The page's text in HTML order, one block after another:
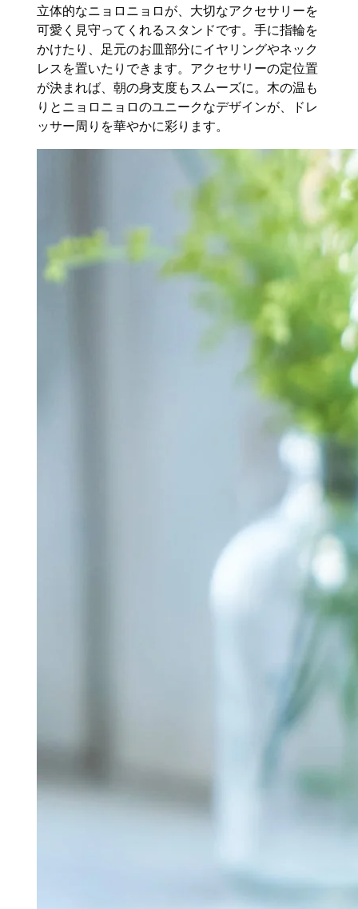
立体的なニョロニョロが、大切なアクセサリーを
可愛く見守ってくれるスタンドです。手に指輪を
かけたり、足元のお皿部分にイヤリングやネック
レスを置いたりできます。アクセサリーの定位置
が決まれば、朝の身支度もスムーズに。木の温も
りとニョロニョロのユニークなデザインが、ドレ
ッサー周りを華やかに彩ります。